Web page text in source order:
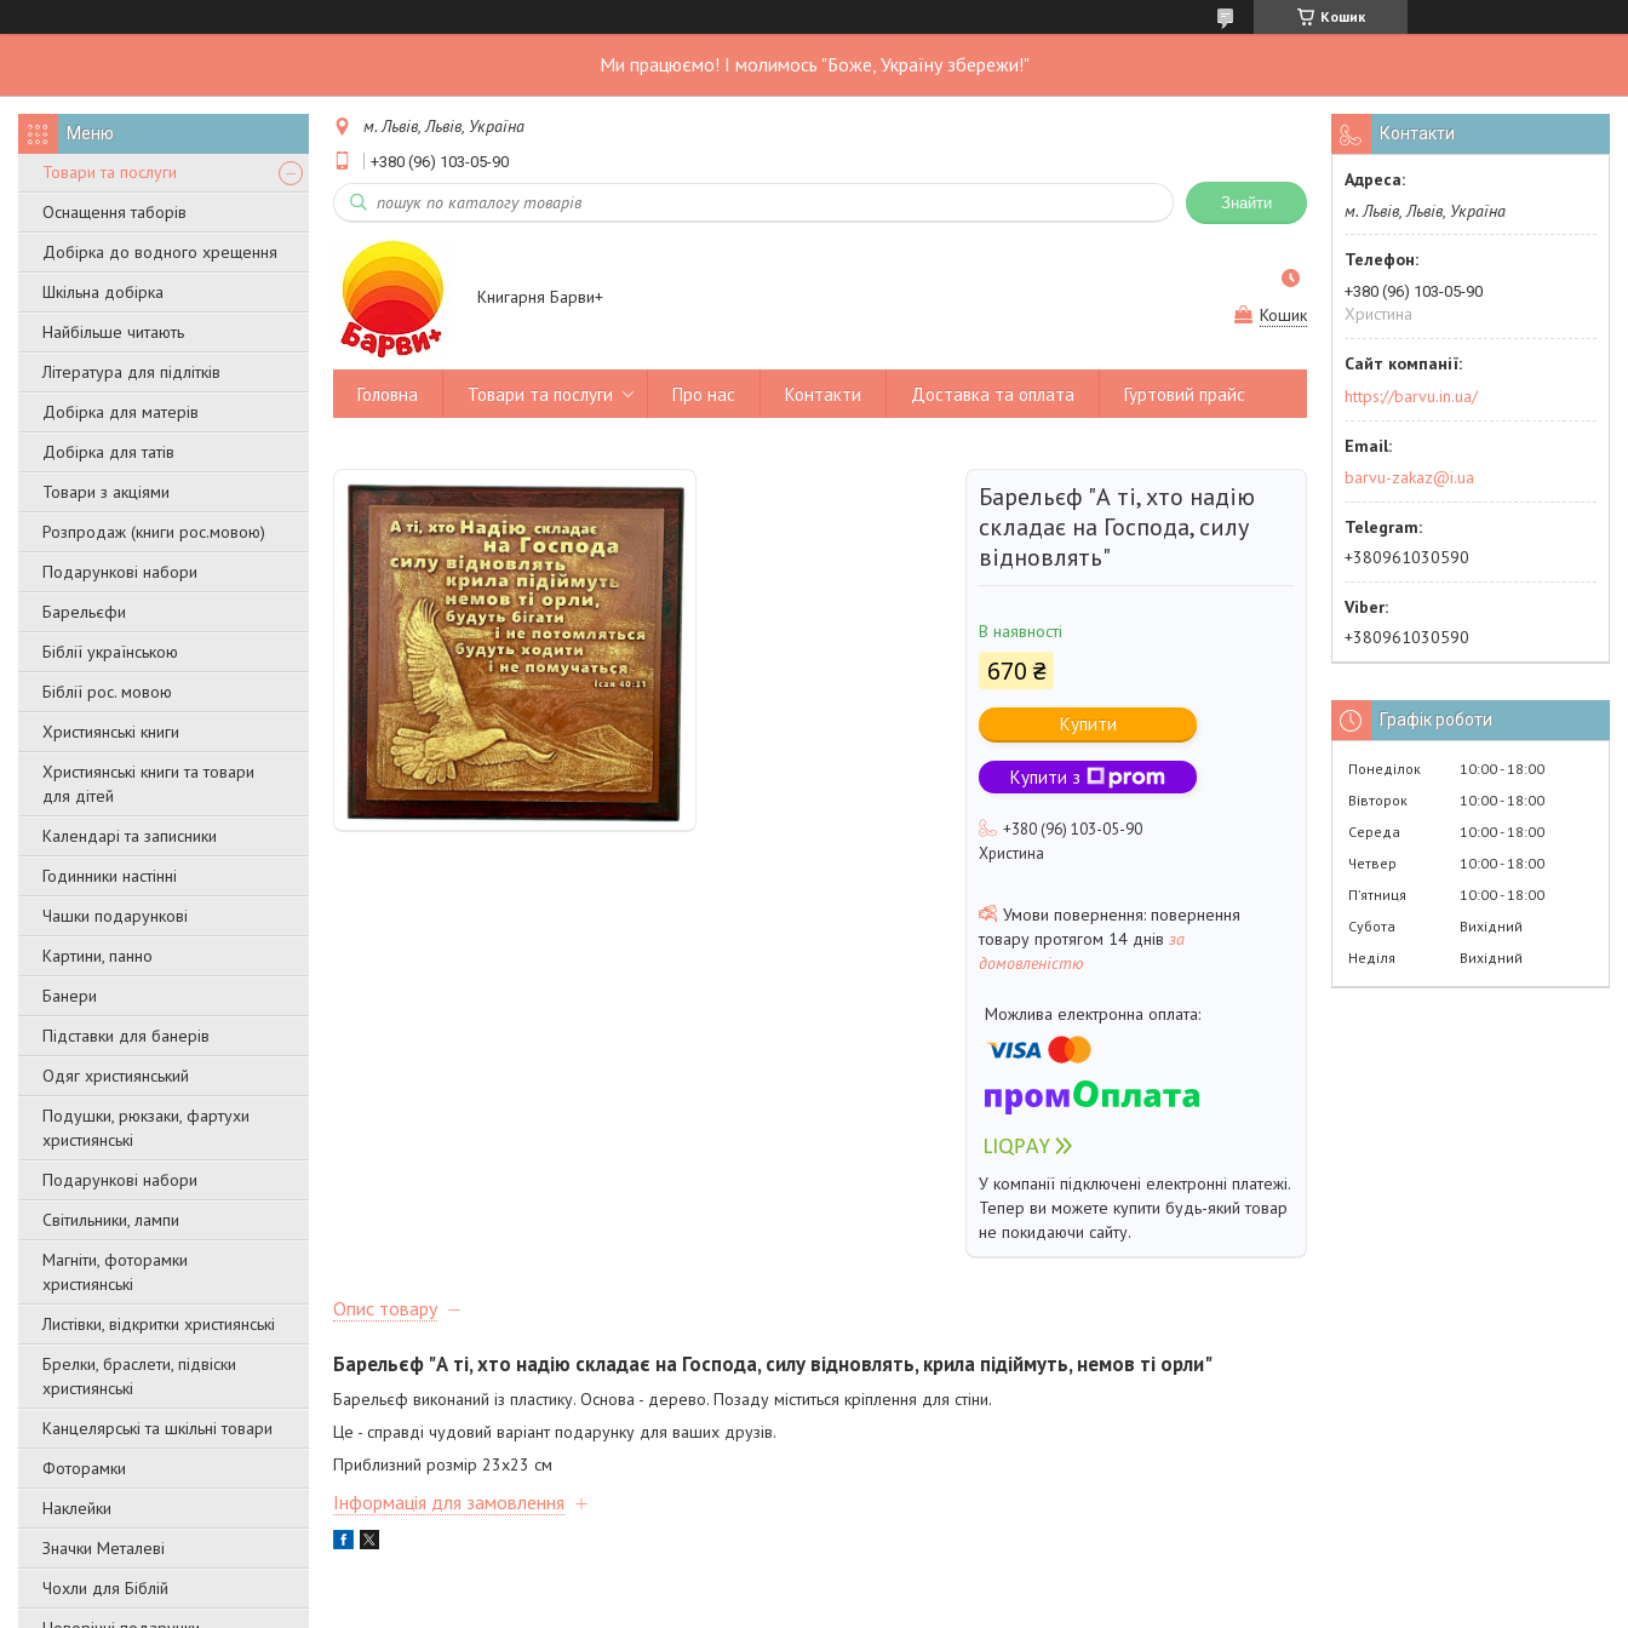
Кошик
Ми працюємо! І молимось "Боже, Україну збережи!"
Товари та послуги
Оснащення таборів
Добірка до водного хрещення
Шкільна добірка
Найбільше читають
Література для підлітків
Добірка для матерів
Добірка для татів
Товари з акціями
Розпродаж (книги рос.мовою)
Подарункові набори
Барельєфи
Біблії українською
Біблії рос. мовою
Християнські книги
Християнські книги та товари
для дітей
Календарі та записники
Годинники настінні
Чашки подарункові
Картини, панно
Банери
Підставки для банерів
Одяг християнський
Подушки, рюкзаки, фартухи
християнські
Подарункові набори
Світильники, лампи
Магніти, фоторамки
християнські
Листівки, відкритки християнські
Брелки, браслети, підвіски
християнські
Канцелярські та шкільні товари
Фоторамки
Наклейки
Значки Металеві
Чохли для Біблій
м. Львів, Львів, Україна
+380 (96) 103-05-90
Знайти
Книгарня Барви+
Кошик
Головна Товари та послуги Про нас Контакти Доставка та оплата Гуртовий прайс
Барельєф "А ті, хто надію
складає на Господа, силу
відновлять"
В наявності
670 ₴
Купити
Купити з
+380 (96) 103-05-90
Христина
повернення
товару протягом 14 днів за
домовленістю
У компанії підключені електронні платежі.
Тепер ви можете купити будь-який товар
не покидаючи сайту.
Опис товару
Барельєф "А ті, хто надію складає на Господа, силу відновлять, крила підіймуть, немов ті орли"
Барельєф виконаний із пластику. Основа - дерево. Позаду міститься кріплення для стіни.
Це - справді чудовий варіант подарунку для ваших друзів.
Приблизний розмір 23х23 см
Інформація для замовлення
Контакти
м. Львів, Львів, Україна
+380 (96) 103-05-90
Христина
https://barvu.in.ua/
barvu-zakaz@i.ua
+380961030590
+380961030590
Графік роботи
Понеділок 10:00 18:00
Вівторок
10:00 18:00
Середа
10:00 18:00
Четвер
10:00 18:00
Пʼятниця
10:00 18:00
Субота
Вихідний
Неділя
Вихідний